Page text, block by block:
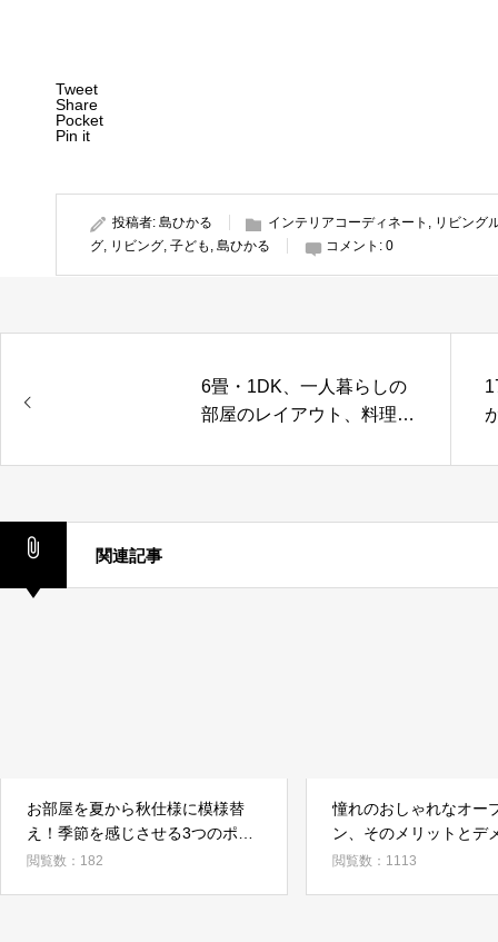
Tweet
Share
Pocket
Pin it
投稿者: 島ひかる インテリアコーディネート , リビング
グ, リビング, 子ども , 島ひかる コメント: 0
6畳・1DK、一人暮らしの
部屋のレイアウト、料理男
関連記事
お部屋を夏から秋仕様に模様替
え！季節を感じさせる3つのポイ
ント
閲覧数：182
憧れのおしゃれなオー
ン、そのメリットとデ
は？
閲覧数：1113